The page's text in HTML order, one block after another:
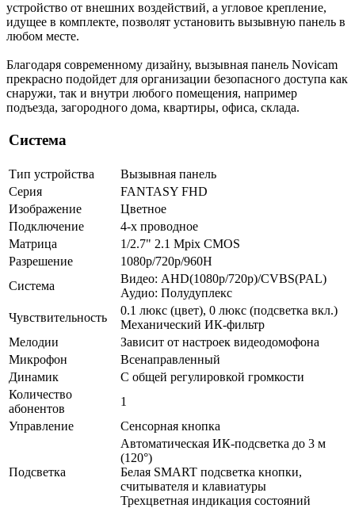
устройство от внешних воздействий, а угловое крепление,
идущее в комплекте, позволят установить вызывную панель в
любом месте.
Благодаря современному дизайну, вызывная панель Novicam
прекрасно подойдет для организации безопасного доступа как
снаружи, так и внутри любого помещения, например
подъезда, загородного дома, квартиры, офиса, склада.
Система
Тип устройства
Вызывная панель
Серия
FANTASY FHD
Изображение
Цветное
Подключение
4-х проводное
Матрица
1/2.7" 2.1 Mpix CMOS
Разрешение
1080p/720p/960H
Система
Видео: AHD(1080p/720p)/CVBS(PAL)
Аудио: Полудуплекс
Чувствительность
0.1 люкс (цвет), 0 люкс (подсветка вкл.)
Механический ИК-фильтр
Мелодии
Зависит от настроек видеодомофона
Микрофон
Всенаправленный
Динамик
С общей регулировкой громкости
Количество
абонентов
1
Управление
Сенсорная кнопка
Подсветка
Автоматическая ИК-подсветка до 3 м
(120°)
Белая SMART подсветка кнопки,
считывателя и клавиатуры
Трехцветная индикация состояний